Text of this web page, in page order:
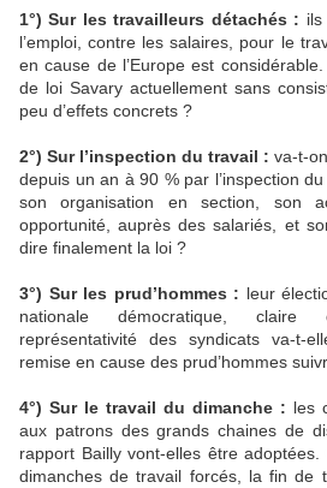
1°) Sur les travailleurs détachés :
l’emploi, contre les salaires, pour le
en cause de l’Europe est
de loi Savary actuellement sans
peu d’effets concrets ?
2°) Sur l’inspection du travail : va-t-
depuis un an à 90 % par l’inspection
son organisation en section, son
opportunité, auprès des salariés, et
dire finalement la loi ?
3°) Sur les prud’hommes : leur
nationale démocratique,
représentativité des syndicats va-t-
remise en cause des prud’hommes
4°) Sur le travail du dimanche : les
aux patrons des grands chaines de
rapport Bailly vont-elles être adoptées.
dimanches de travail forcés, la fin de